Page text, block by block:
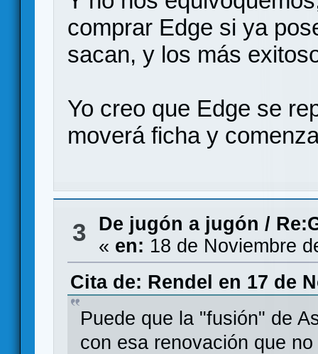
comprar Edge si ya
sacan, y los más
Yo creo que Edge se
moverá ficha y
3 De jugón a jugón /
« en: 18 de Noviembre
Cita de: Rendel en 17 de
Puede que la "fusión" de
con esa renovación que